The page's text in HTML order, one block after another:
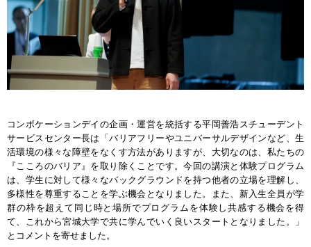
コンボケーションデイの企画・運営を統括する平岡善浩スチューデント
サービスセンター長は「バリアフリーやユニバーサルデザインなど、生
活環境の様々な障壁をなくす方法がありますが、大切なのは、私たちの
『こころのバリア』を取り除くことです。今回の講演と体験プログラム
は、学生に対して様々なバックグラウンドを持つ他者の立場を理解し、
多様性を尊重することを学ぶ機会となりました。また、新入生全員が学
群の枠を超えて同じ時と場所でプログラムを体験し共感する機会を得
て、これから宮城大学で共に学んでいく良いスタートとなりました。」
とコメントを寄せました。